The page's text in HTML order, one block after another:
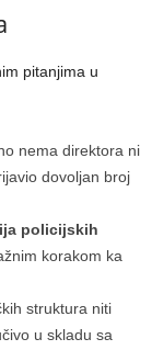
pitanjima u
nema direktora ni
dovoljan broj
policijskih
korakom ka
struktura niti
u skladu sa